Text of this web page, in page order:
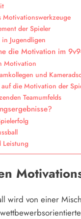
der Spieler
Jugendligen
die Motivation im
Motivation
und
die Motivation der
Teamumfelds
Leistung
wird von einer